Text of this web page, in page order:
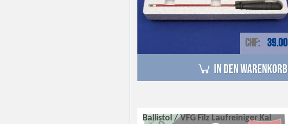
CHF 39.00
in den Warenkorb
Ballistol / VFG Filz Laufreiniger Kal